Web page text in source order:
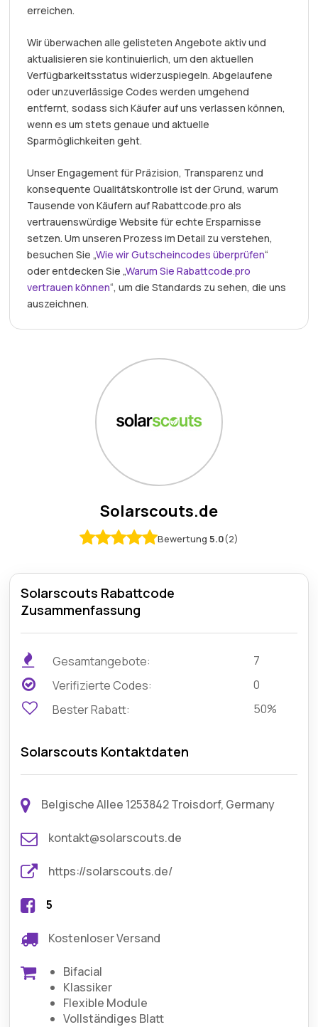
erreichen.
Wir überwachen alle gelisteten Angebote aktiv und
aktualisieren sie kontinuierlich, um den aktuellen
Verfügbarkeitsstatus widerzuspiegeln. Abgelaufene
oder unzuverlässige Codes werden umgehend
entfernt, sodass sich Käufer auf uns verlassen können,
wenn es um stets genaue und aktuelle
Sparmöglichkeiten geht.
Unser Engagement für Präzision, Transparenz und
konsequente Qualitätskontrolle ist der Grund, warum
Tausende von Käufern auf Rabattcode.pro als
vertrauenswürdige Website für echte Ersparnisse
setzen. Um unseren Prozess im Detail zu verstehen,
besuchen Sie „Wie wir Gutscheincodes überprüfen“
oder entdecken Sie „Warum Sie Rabattcode.pro
vertrauen können“, um die Standards zu sehen, die uns
auszeichnen.
Solarscouts.de
Bewertung 5.0(2)
Solarscouts Rabattcode
Zusammenfassung
Gesamtangebote:
7
Verifizierte Codes:
0
Bester Rabatt:
50%
Solarscouts Kontaktdaten
Belgische Allee 1253842 Troisdorf, Germany
kontakt@solarscouts.de
https://solarscouts.de/
5
Kostenloser Versand
Bifacial
Klassiker
Flexible Module
Vollständiges Blatt